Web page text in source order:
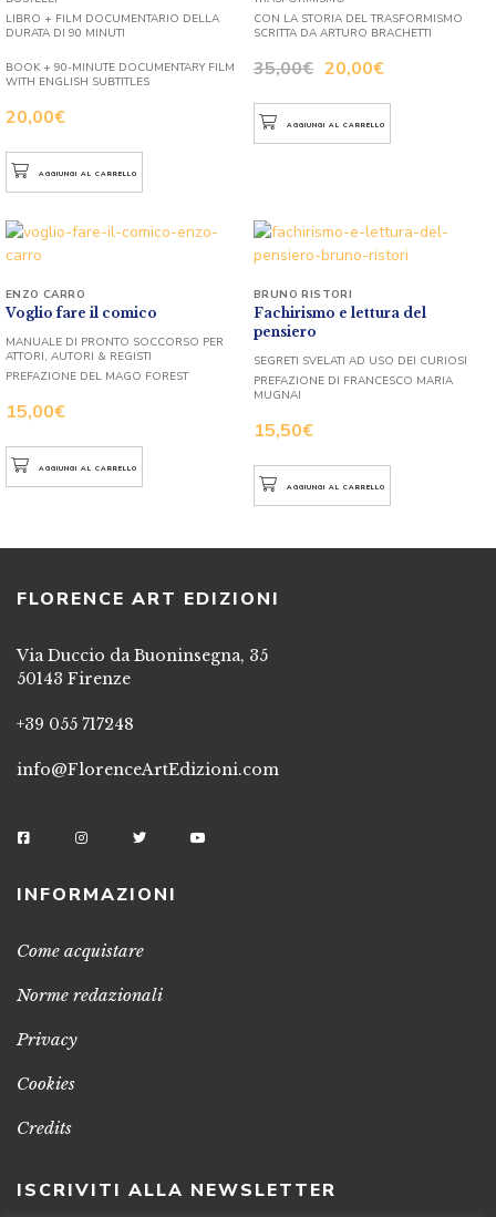
20,00€
LIBRO + FILM DOCUMENTARIO DELLA
DURATA DI 90 MINUTI
BOOK + 90-MINUTE DOCUMENTARY FILM
WITH ENGLISH SUBTITLES
AGGIUNGI AL CARRELLO
35,00€ 20,00€
CON LA STORIA DEL TRASFORMISMO
SCRITTA DA ARTURO BRACHETTI
AGGIUNGI AL CARRELLO
Voglio fare il comico
15,00€
ENZO CARRO
MANUALE DI PRONTO SOCCORSO PER
ATTORI, AUTORI & REGISTI
PREFAZIONE DEL MAGO FOREST
AGGIUNGI AL CARRELLO
Fachirismo e lettura del
pensiero
15,50€
BRUNO RISTORI
SEGRETI SVELATI AD USO DEI CURIOSI
PREFAZIONE DI FRANCESCO MARIA
MUGNAI
AGGIUNGI AL CARRELLO
FLORENCE ART EDIZIONI
Via Duccio da Buoninsegna, 35
50143 Firenze
+39 055 717248
info@FlorenceArtEdizioni.com
INFORMAZIONI
Come acquistare
Norme redazionali
Privacy
Cookies
Credits
ISCRIVITI ALLA NEWSLETTER